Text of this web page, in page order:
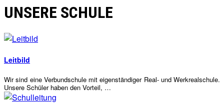
UNSE­RE SCHULE
Leit­bild
Wir sind eine Ver­bund­schu­le mit eigen­stän­di­ger Real- und Werk­re­al­schu­le.
Unse­re Schü­ler haben den Vorteil, …